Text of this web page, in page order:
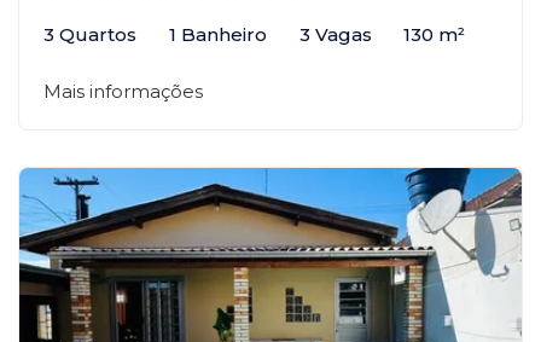
3 Quartos 1 Banheiro 3 Vagas 130 m²
Mais informações